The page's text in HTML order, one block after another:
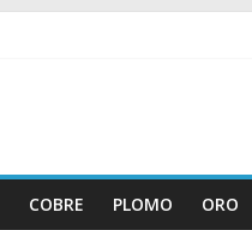
COBRE PLOMO ORO